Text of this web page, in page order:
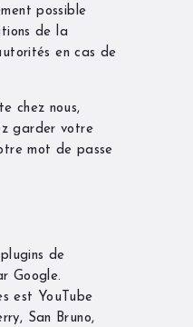
possible
de la
en cas de
chez nous,
garder votre
mot de passe
de
Google.
est YouTube
San Bruno,